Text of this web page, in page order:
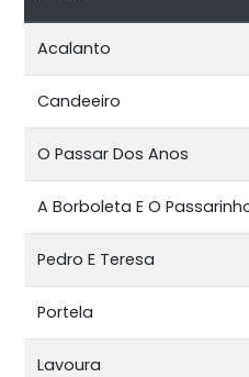
Acalanto
Candeeiro
O Passar Dos Anos
A Borboleta E O
Pedro E Teresa
Portela
Lavoura